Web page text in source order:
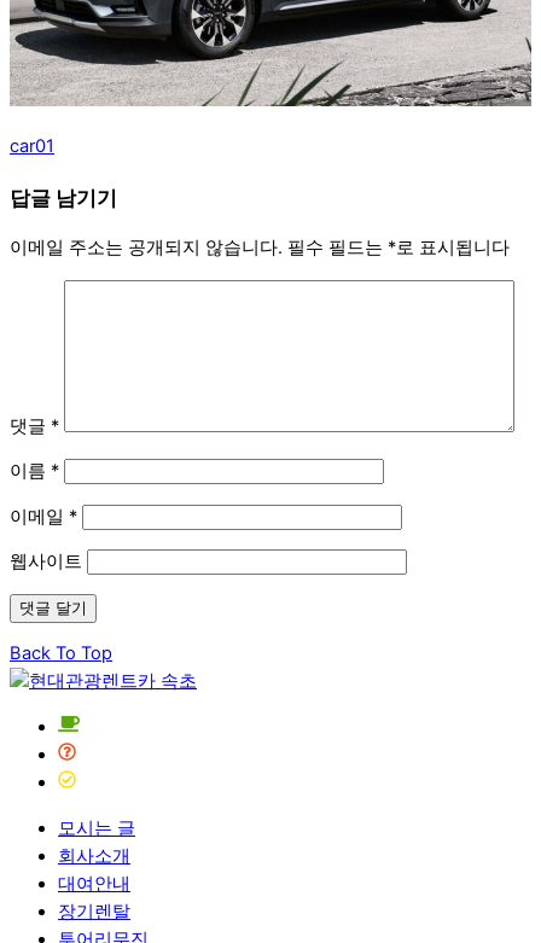
car01
답글 남기기
이메일 주소는 공개되지 않습니다. 필수 필드는 *로 표시됩니다
댓글 *
이름 *
이메일 *
웹사이트
Back To Top
모시는 글
회사소개
대여안내
장기렌탈